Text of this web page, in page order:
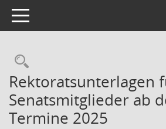
Toggle navigation
Rechercheauswahl
Rektoratsunterlagen
Senatsmitglieder ab
Termine 2025